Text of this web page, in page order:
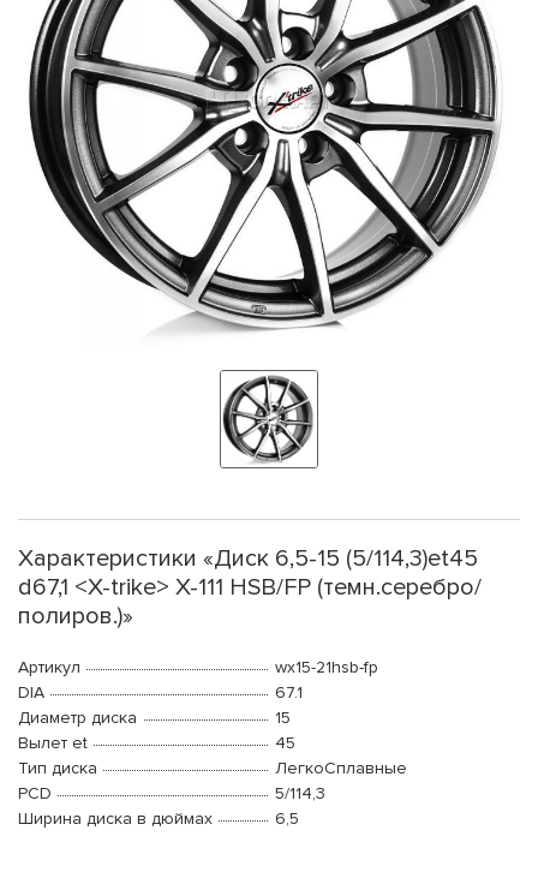
Характеристики «Диск 6,5-15 (5/114,3)et45
d67,1 <X-trike> X-111 HSB/FP (темн.серебро/
полиров.)»
Артикул
wx15-21hsb-fp
DIA
67.1
Диаметр диска
15
Вылет et
45
Тип диска
ЛегкоСплавные
PCD
5/114,3
Ширина диска в дюймах
6,5